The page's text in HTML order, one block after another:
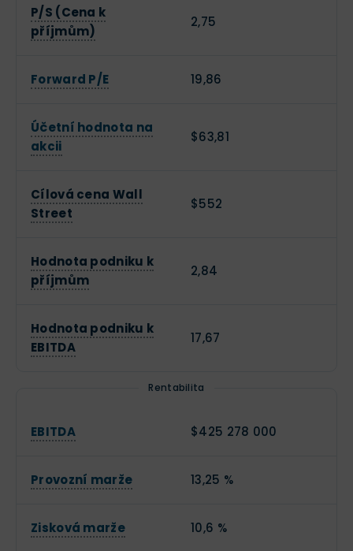
P/S (Cena k
příjmům)
2,75
Forward P/E 19,86
Účetní hodnota na
akcii
$63,81
Cílová cena Wall
Street
$552
Hodnota podniku k
příjmům
2,84
Hodnota podniku k
EBITDA
17,67
Rentabilita
EBITDA $425 278 000
Provozní marže 13,25 %
Zisková marže 10,6 %